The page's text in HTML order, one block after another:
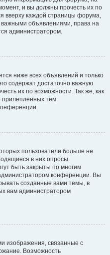
и вы должны прочесть их по
вверху каждой страницы форума,
важными объявлениями, права на
администратором.
ниже всех объявлений и только
содержат достаточно важную
их по возможности. Так же, как
прилепленных тем
пользователи больше не
в них опросы
быть закрыты по многим
конференции. Вы
созданные вами темы, в
вам администратором
изображения, связанные с
Возможность